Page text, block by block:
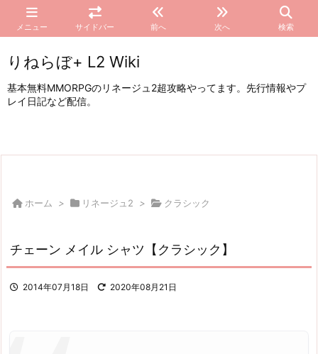
メニュー サイドバー 前へ 次へ 検索
りねらぼ+ L2 Wiki
基本無料MMORPGのリネージュ2超攻略やってます。先行情報やプ
レイ日記など配信。
ホーム > リネージュ2 > クラシック
チェーン メイル シャツ【クラシック】
2014年07月18日 2020年08月21日